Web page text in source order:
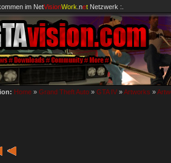
im NetVisionWork .net Netzwerk :.
Home » Grand Theft Auto » GTA IV »Artworks »